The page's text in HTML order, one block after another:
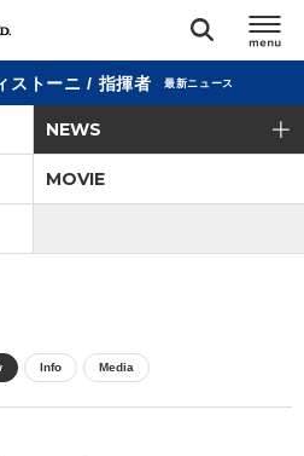
閉じる
ストーニ / 指揮者 最新ニュース
NEWS
MOVIE
Info Media